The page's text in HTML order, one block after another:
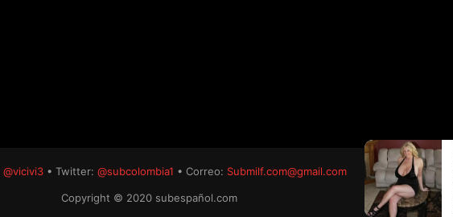
@vicivi3 • Twitter: @subcolombia1 • Correo: Submilf.com@gmail.com
Copyright © 2020 subespañol.com